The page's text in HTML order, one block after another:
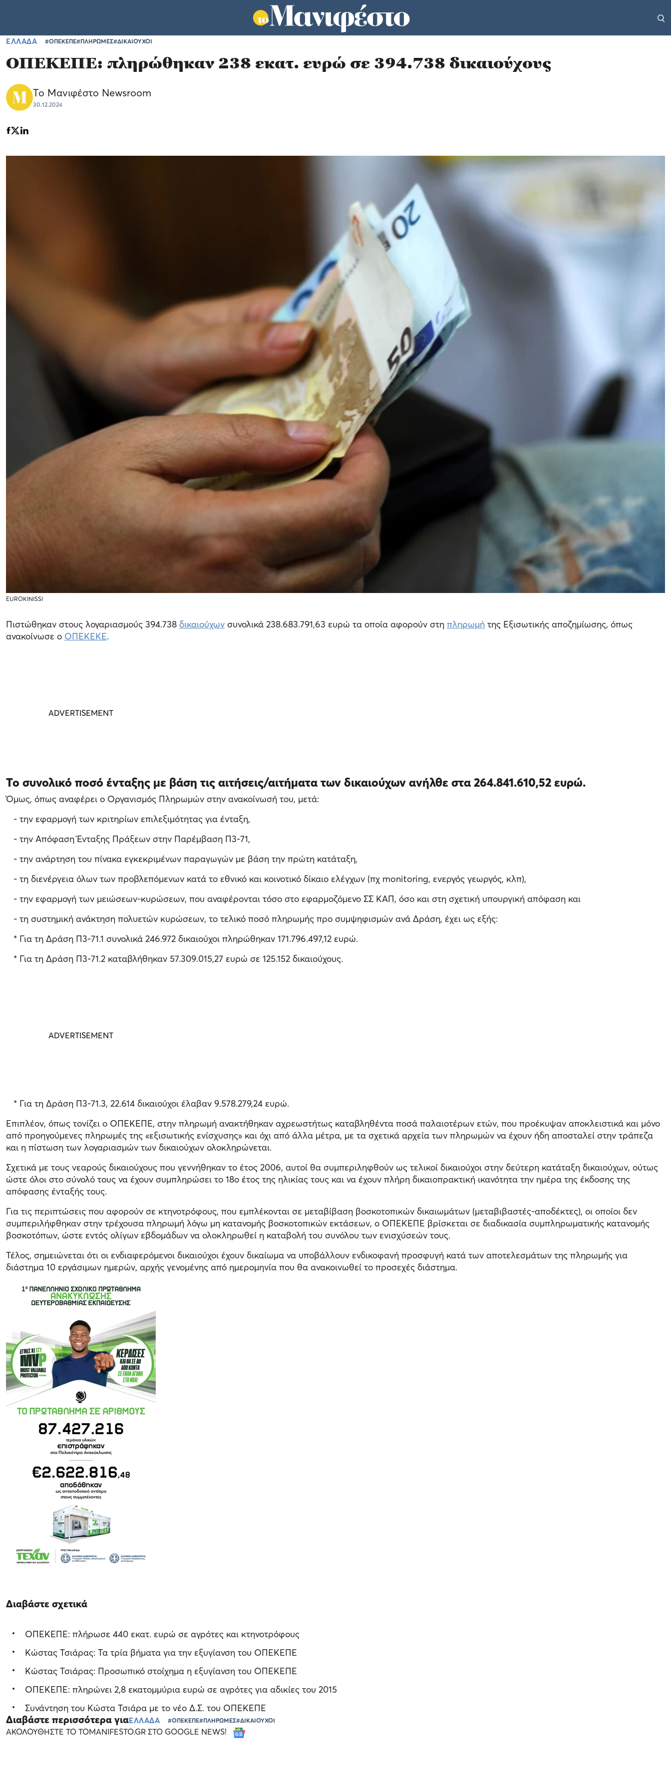
ΕΛΛΑΔΑ #ΟΠΕΚΕΠΕ#ΠΛΗΡΩΜΕΣ#ΔΙΚΑΙΟΥΧΟΙ
ΟΠΕΚΕΠΕ: πληρώθηκαν 238 εκατ. ευρώ σε 394.738 δικαιούχους
Το Μανιφέστο Newsroom
30.12.2024
EUROKINISSI
Πιστώθηκαν στους λογαριασμούς 394.738 δικαιούχων συνολικά 238.683.791,63 ευρώ τα οποία αφορούν στη πληρωμή της Εξισωτικής αποζημίωσης, όπως
ανακοίνωσε ο ΟΠΕΚΕΚΕ.
Το συνολικό ποσό ένταξης με βάση τις αιτήσεις/αιτήματα των δικαιούχων ανήλθε στα 264.841.610,52 ευρώ.
Όμως, όπως αναφέρει ο Οργανισμός Πληρωμών στην ανακοίνωσή του, μετά:
- την εφαρμογή των κριτηρίων επιλεξιμότητας για ένταξη,
- την Απόφαση Ένταξης Πράξεων στην Παρέμβαση Π3-71,
- την ανάρτηση του πίνακα εγκεκριμένων παραγωγών με βάση την πρώτη κατάταξη,
- τη διενέργεια όλων των προβλεπόμενων κατά το εθνικό και κοινοτικό δίκαιο ελέγχων (πχ monitoring, ενεργός γεωργός, κλπ),
- την εφαρμογή των μειώσεων-κυρώσεων, που αναφέρονται τόσο στο εφαρμοζόμενο ΣΣ ΚΑΠ, όσο και στη σχετική υπουργική απόφαση και
- τη συστημική ανάκτηση πολυετών κυρώσεων, το τελικό ποσό πληρωμής προ συμψηφισμών ανά Δράση, έχει ως εξής:
* Για τη Δράση Π3-71.1 συνολικά 246.972 δικαιούχοι πληρώθηκαν 171.796.497,12 ευρώ.
* Για τη Δράση Π3-71.2 καταβλήθηκαν 57.309.015,27 ευρώ σε 125.152 δικαιούχους.
* Για τη Δράση Π3-71.3, 22.614 δικαιούχοι έλαβαν 9.578.279,24 ευρώ.
Επιπλέον, όπως τονίζει ο ΟΠΕΚΕΠΕ, στην πληρωμή ανακτήθηκαν αχρεωστήτως καταβληθέντα ποσά παλαιοτέρων ετών, που προέκυψαν αποκλειστικά και μόνο
από προηγούμενες πληρωμές της «εξισωτικής ενίσχυσης» και όχι από άλλα μέτρα, με τα σχετικά αρχεία των πληρωμών να έχουν ήδη αποσταλεί στην τράπεζα
και η πίστωση των λογαριασμών των δικαιούχων ολοκληρώνεται.
Σχετικά με τους νεαρούς δικαιούχους που γεννήθηκαν το έτος 2006, αυτοί θα συμπεριληφθούν ως τελικοί δικαιούχοι στην δεύτερη κατάταξη δικαιούχων, ούτως
ώστε όλοι στο σύνολό τους να έχουν συμπληρώσει το 18ο έτος της ηλικίας τους και να έχουν πλήρη δικαιοπρακτική ικανότητα την ημέρα της έκδοσης της
απόφασης ένταξής τους.
Για τις περιπτώσεις που αφορούν σε κτηνοτρόφους, που εμπλέκονται σε μεταβίβαση βοσκοτοπικών δικαιωμάτων (μεταβιβαστές-αποδέκτες), οι οποίοι δεν
συμπεριλήφθηκαν στην τρέχουσα πληρωμή λόγω μη κατανομής βοσκοτοπικών εκτάσεων, ο ΟΠΕΚΕΠΕ βρίσκεται σε διαδικασία συμπληρωματικής κατανομής
βοσκοτόπων, ώστε εντός ολίγων εβδομάδων να ολοκληρωθεί η καταβολή του συνόλου των ενισχύσεών τους.
Τέλος, σημειώνεται ότι οι ενδιαφερόμενοι δικαιούχοι έχουν δικαίωμα να υποβάλλουν ενδικοφανή προσφυγή κατά των αποτελεσμάτων της πληρωμής για
διάστημα 10 εργάσιμων ημερών, αρχής γενομένης από ημερομηνία που θα ανακοινωθεί το προσεχές διάστημα.
Διαβάστε σχετικά
ΟΠΕΚΕΠΕ: πλήρωσε 440 εκατ. ευρώ σε αγρότες και κτηνοτρόφους
Κώστας Τσιάρας: Τα τρία βήματα για την εξυγίανση του ΟΠΕΚΕΠΕ
Κώστας Τσιάρας: Προσωπικό στοίχημα η εξυγίανση του ΟΠΕΚΕΠΕ
ΟΠΕΚΕΠΕ: πληρώνει 2,8 εκατομμύρια ευρώ σε αγρότες για αδικίες του 2015
Συνάντηση του Κώστα Τσιάρα με το νέο Δ.Σ. του ΟΠΕΚΕΠΕ
Διαβάστε περισσότερα γιαΕΛΛΑΔΑ #ΟΠΕΚΕΠΕ#ΠΛΗΡΩΜΕΣ#ΔΙΚΑΙΟΥΧΟΙ
ΑΚΟΛΟΥΘΗΣΤΕ ΤΟ TOMANIFESTO.GR ΣΤΟ GOOGLE NEWS!